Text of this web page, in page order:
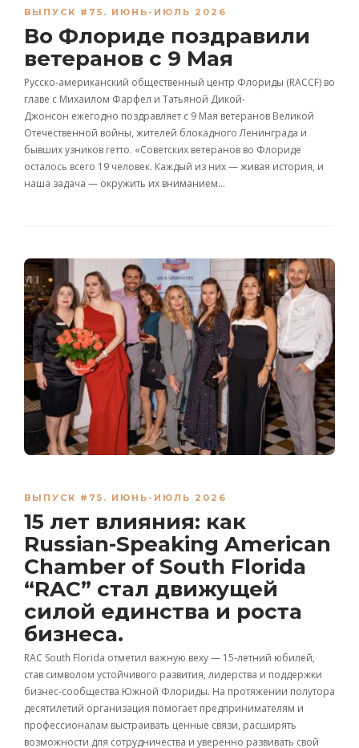
ВЫПУСК #75. ИЮНЬ-ИЮЛЬ 2026
Во Флориде поздравили
ветеранов с 9 Мая
Русско-американский общественный центр Флориды (RACCF) во
главе с Михаилом Фарфел и Татьяной Дикой-
Джонсон ежегодно поздравляет с 9 Мая ветеранов Великой
Отечественной войны, жителей блокадного Ленинграда и
бывших узников гетто. «Советских ветеранов во Флориде
осталось всего 19 человек. Каждый из них — живая история, и
наша задача — окружить их вниманием…
ВЫПУСК #75. ИЮНЬ-ИЮЛЬ 2026
15 лет влияния: как
Russian-Speaking American
Chamber of South Florida
“RAC” стал движущей
силой единства и роста
бизнеса.
RAC South Florida отметил важную веху — 15-летний юбилей,
став символом устойчивого развития, лидерства и поддержки
бизнес-сообщества Южной Флориды. На протяжении полутора
десятилетий организация помогает предпринимателям и
профессионалам выстраивать ценные связи, расширять
возможности для сотрудничества и уверенно развивать свой